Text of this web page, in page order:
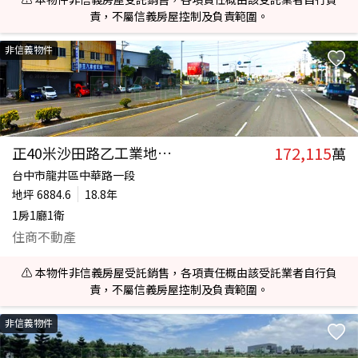
責，不屬信義房屋控制及負責範圍。
非信義物件
正40米沙田路乙工業地可分割 172,115萬
台中市龍井區中華路一段
地坪 6884.6
18.8年
1房1廳1衛
住商不動產
⚠️ 本物件非信義房屋受託銷售，各項責任概由該受託業者自行負
責，不屬信義房屋控制及負責範圍。
非信義物件